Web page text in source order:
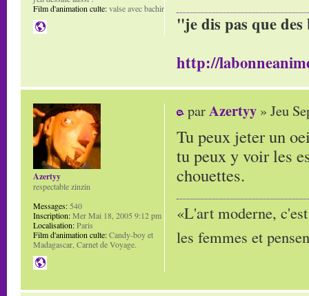
"je dis pas que
http://
Film d'animation culte:valse avec bachir
parAzertyy » Jeu
Tu peux jeter un
tu peux y voir les
chouettes.
«L'art moderne,
les femmes et
Azertyy
respectable zinzin
Messages:540
Inscription:Mer Mai 18, 2005 9:12 pm
Localisation:Paris
Film d'animation culte:Candy-boy et
Madagascar, Carnet de Voyage.